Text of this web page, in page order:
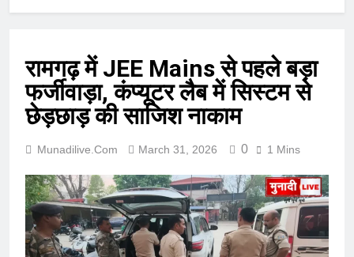
रामगढ़ में JEE Mains से पहले बड़ा
फर्जीवाड़ा, कंप्यूटर लैब में सिस्टम से
छेड़छाड़ की साजिश नाकाम
Munadilive.com March 31, 2026 0 1 Mins